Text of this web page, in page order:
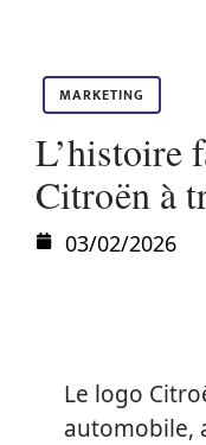
MARKETING
L’histoire
Citroën à
03/02/2026
Le logo
automobile,